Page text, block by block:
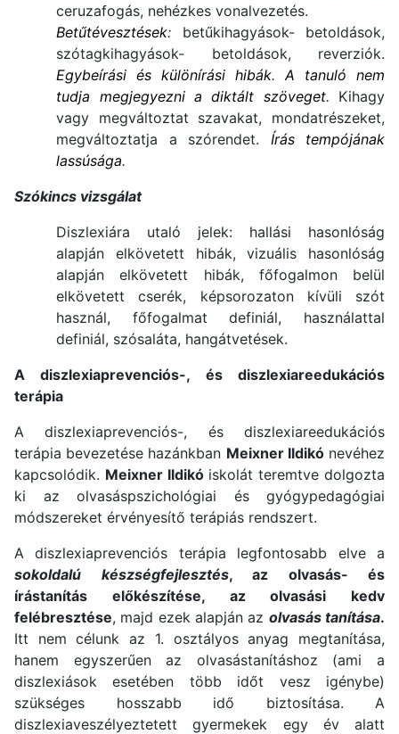
ceruzafogás, nehézkes vonalvezetés.
Betűtévesztések: betűkihagyások- betoldások,
szótagkihagyások- betoldások, reverziók.
Egybeírási és különírási hibák.A tanuló nem
tudja megjegyezni a diktált szöveget. Kihagy
vagy megváltoztat szavakat, mondatrészeket,
megváltoztatja a szórendet.
Írás tempójának
lassúsága.
Szókincs vizsgálat
Diszlexiára utaló jelek: hallási hasonlóság
alapján elkövetett hibák, vizuális hasonlóság
alapján elkövetett hibák, főfogalmon belül
elkövetett cserék, képsorozaton kívüli szót
használ, főfogalmat definiál, használattal
definiál, szósaláta, hangátvetések.
A diszlexiaprevenciós-, és diszlexiareedukációs
terápia
A diszlexiaprevenciós-, és diszlexiareedukációs
terápia bevezetése hazánkban Meixner Ildikónevéhez
kapcsolódik. Meixner Ildikóiskolát teremtve dolgozta
ki az olvasáspszichológiai és gyógypedagógiai
módszereket érvényesítő terápiás rendszert.
A diszlexiaprevenciós terápia legfontosabb elve a
sokoldalú készségfejlesztés, az olvasás- és
írástanítás előkészítése, az olvasási kedv
felébresztése, majd ezek alapján az olvasás tanítása.
Itt nem célunk az 1. osztályos anyag megtanítása,
hanem egyszerűen az olvasástanításhoz (ami a
diszlexiások esetében több időt vesz igénybe)
szükséges hosszabb idő biztosítása. A
diszlexiaveszélyeztetett gyermekek egy év alatt